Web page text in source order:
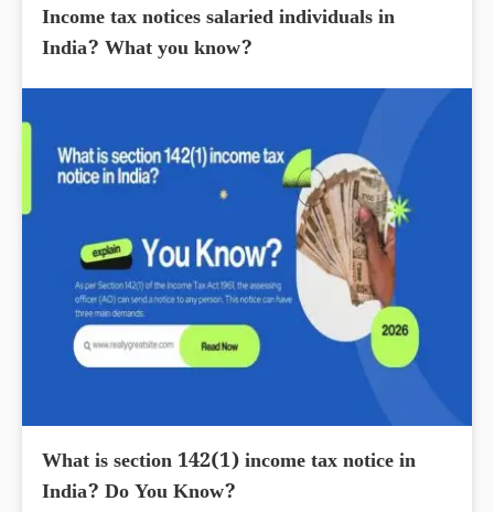
Income tax notices salaried individuals in
India? What you know?
What is section 142(1) income tax notice in
India? Do You Know?